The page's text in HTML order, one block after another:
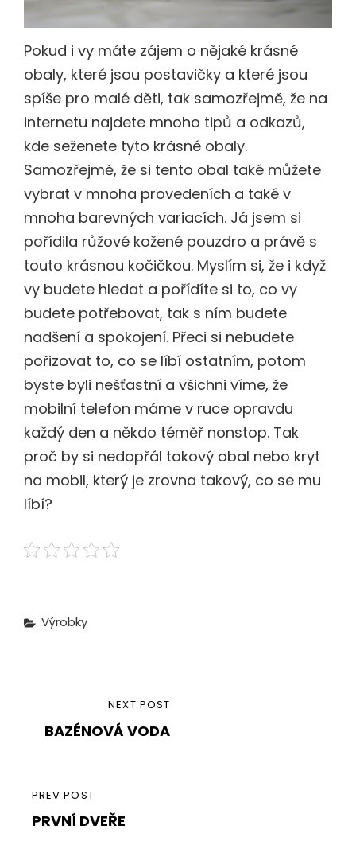
Pokud i vy máte zájem o nějaké krásné
obaly, které jsou postavičky a které jsou
spíše pro malé děti, tak samozřejmě, že na
internetu najdete mnoho tipů a odkazů,
kde seženete tyto krásné obaly.
Samozřejmě, že si tento obal také můžete
vybrat v mnoha provedeních a také v
mnoha barevných variacích. Já jsem si
pořídila růžové kožené pouzdro a právě s
touto krásnou kočičkou. Myslím si, že i když
vy budete hledat a pořídíte si to, co vy
budete potřebovat, tak s ním budete
nadšení a spokojení. Přeci si nebudete
pořizovat to, co se líbí ostatním, potom
byste byli nešťastní a všichni víme, že
mobilní telefon máme v ruce opravdu
každý den a někdo téměř nonstop. Tak
proč by si nedopřál takový obal nebo kryt
na mobil, který je zrovna takový, co se mu
líbí?
Categories
Výrobky
Navigace
pro
PREVIOUS
POST
PREV POST
PRVNÍ DVEŘE
POST
NEXT POST
BAZÉNOVÁ VODA